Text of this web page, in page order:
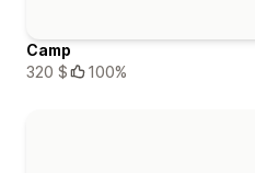
Camp
320 $
100%